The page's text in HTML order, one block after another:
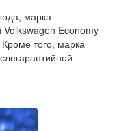
марка
Volkswagen Economy
того, марка